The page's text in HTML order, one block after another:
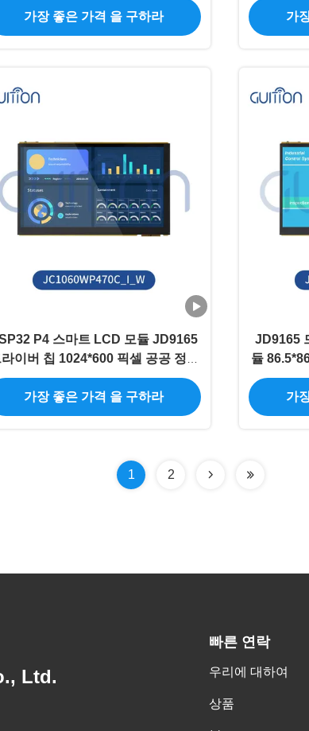
가장 좋은 가격 을 구하라
가
P4 스마트 LCD 모듈 JD9165
이버 칩 1024*600 픽셀 공공 정보
디스플레이
가장 좋은 가격 을 구하라
JD9165
듈
가
1 2
Ltd.
빠른 연락
우리에 대하여
상품